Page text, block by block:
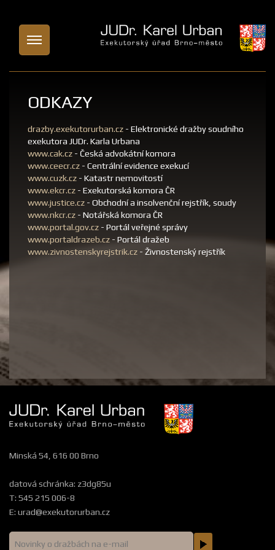
ODKAZY
drazby.exekutorurban.cz - Elektronické dražby soudního
exekutora JUDr. Karla Urbana
www.cak.cz - Česká advokátní komora
www.ceecr.cz - Centrální evidence exekucí
www.cuzk.cz - Katastr nemovitostí
www.ekcr.cz - Exekutorská komora ČR
www.justice.cz - Obchodní a insolvenční rejstřík, soudy
www.nkcr.cz - Notářská komora ČR
www.portal.gov.cz - Portál veřejné správy
www.portaldrazeb.cz - Portál dražeb
www.zivnostenskyrejstrik.cz - Živnostenský rejstřík
Minská 54, 616 00 Brno
datová schránka: z3dg85u
T: 545 215 006-8
E: urad@exekutorurban.cz